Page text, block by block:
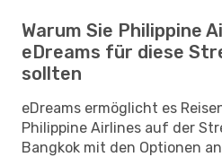
Warum Sie Philippine
eDreams für diese
sollten
eDreams ermöglicht es
Philippine Airlines auf der
Bangkok mit den Optionen